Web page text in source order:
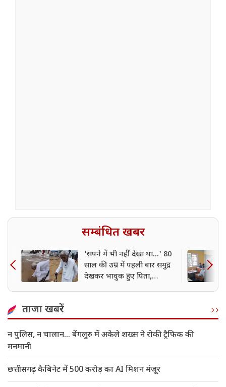
सम्बंधित खबर
'सपने में भी नहीं देखा था...' 80
साल की उम्र में पहली बार समुद्र
देखकर भावुक हुए पिता,
ताजा खबरें
न पुलिस, न चालान... बेंगलुरु में अकेले शख्स ने रोकी ट्रैफिक की
मनमानी
छत्तीसगढ़ कैबिनेट में 500 करोड़ का AI मिशन मंजूर